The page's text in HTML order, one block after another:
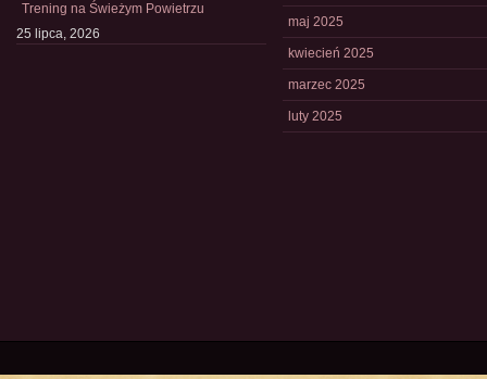
Trening na Świeżym Powietrzu
25 lipca, 2026
maj 2025
kwiecień 2025
marzec 2025
luty 2025